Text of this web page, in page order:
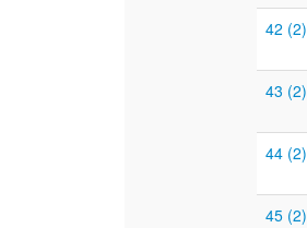
42 (2)
43 (2)
44 (2)
45 (2)